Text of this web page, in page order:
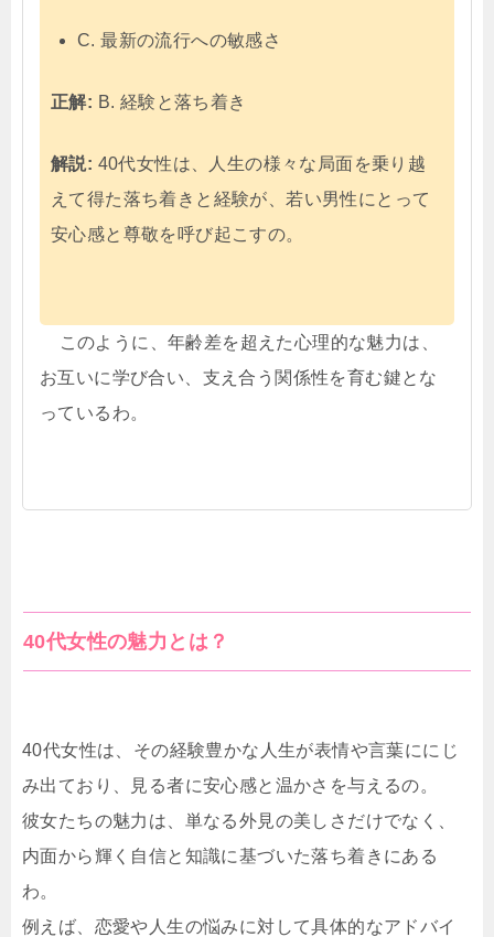
C. 最新の流行への敏感さ
正解: B. 経験と落ち着き
解説: 40代女性は、人生の様々な局面を乗り越
えて得た落ち着きと経験が、若い男性にとって
安心感と尊敬を呼び起こすの。
このように、年齢差を超えた心理的な魅力は、
お互いに学び合い、支え合う関係性を育む鍵とな
っているわ。
40代女性の魅力とは？
40代女性は、その経験豊かな人生が表情や言葉ににじ
み出ており、見る者に安心感と温かさを与えるの。
彼女たちの魅力は、単なる外見の美しさだけでなく、
内面から輝く自信と知識に基づいた落ち着きにある
わ。
例えば、恋愛や人生の悩みに対して具体的なアドバイ